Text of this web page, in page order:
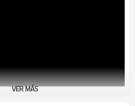
VER MÁS